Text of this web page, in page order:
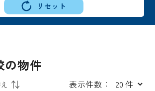
リセット
の物件
表示件数：